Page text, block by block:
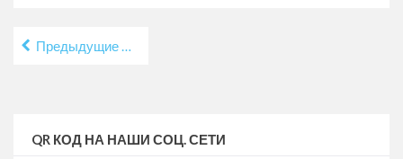
Навигация
Предыдущие записи
QR КОД НА НАШИ СОЦ. СЕТИ